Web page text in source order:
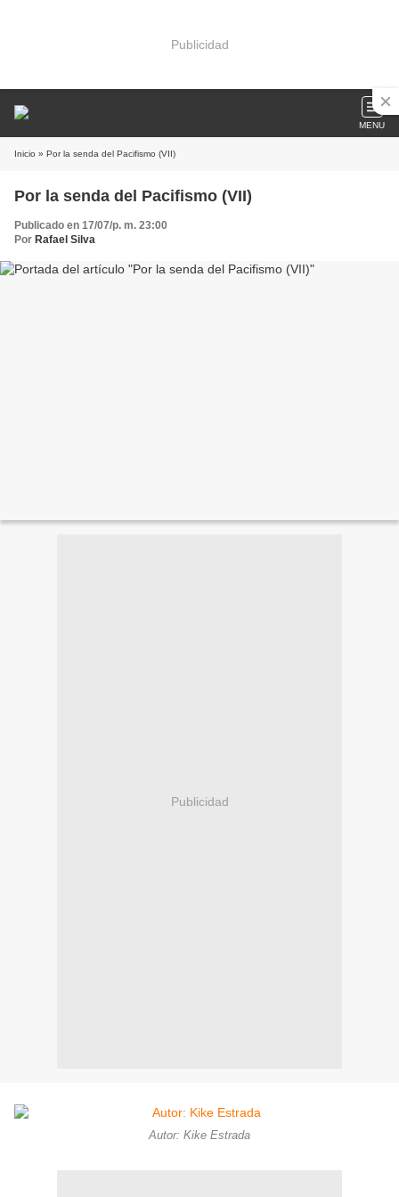
Publicidad
MENU
Inicio » Por la senda del Pacifismo (VII)
Por la senda del Pacifismo (VII)
Publicado en 17/07/p. m. 23:00
Por Rafael Silva
Publicidad
Autor: Kike Estrada